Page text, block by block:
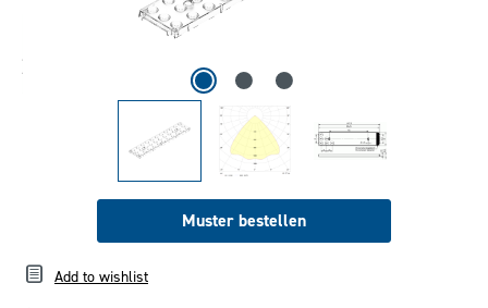
Muster bestellen
Add to wishlist